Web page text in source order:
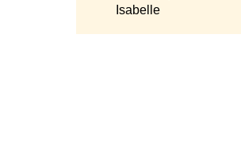
Isabelle